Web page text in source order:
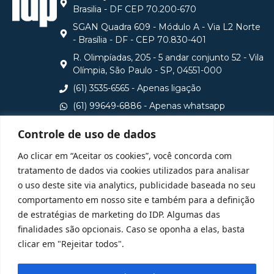
Controle de uso de dados
Ao clicar em “Aceitar os cookies”, você concorda com
tratamento de dados via cookies utilizados para analisar
o uso deste site via analytics, publicidade baseada no seu
comportamento em nosso site e também para a definição
de estratégias de marketing do IDP. Algumas das
finalidades são opcionais. Caso se oponha a elas, basta
clicar em "Rejeitar todos".
Brasilia - DF CEP 70.200-670
SGAN Quadra 609 - Módulo A - Via L2 Norte
- Brasília - DF - CEP 70.830-401
R. Olimpíadas, 205 - 5 andar conjunto 52 - Vila
Olímpia, São Paulo - SP, 04551-000
(61) 3535-6565 - Apenas ligação
(61) 99649-6886 - Apenas whatsapp
Consulte aqui o cadastro da Instituição no Sistema e-
MEC